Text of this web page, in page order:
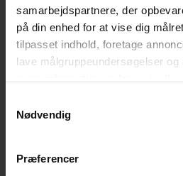
samarbejdspartnere, der
på din enhed for at vise dig
tilpasset indhold, foretage
lave målgruppeundersøgelser og
tilbage eller ændre indstillinger fra
"Cookiedeklaration", eller ved at
Nødvendig
Præferencer
Jennifer Garnerskal
Marvel-rolle som Elektra,
er stadig ikke kendt.
Lige nu er 'Deadpool 3'
den 3. maj 2024.
Følg os for de seneste